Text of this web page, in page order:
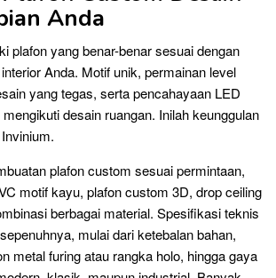
Anda
plafon yang benar-benar sesuai dengan
Anda. Motif unik, permainan level
yang tegas, serta pencahayaan LED
desain ruangan. Inilah keunggulan
plafon custom sesuai permintaan,
motif kayu, plafon custom 3D, drop ceiling
berbagai material. Spesifikasi teknis
mulai dari ketebalan bahan,
metal furing atau rangka holo, hingga gaya